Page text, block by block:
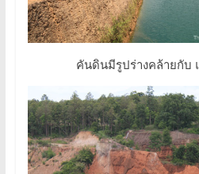
คันดินมีรูปร่างคล้ายกับ